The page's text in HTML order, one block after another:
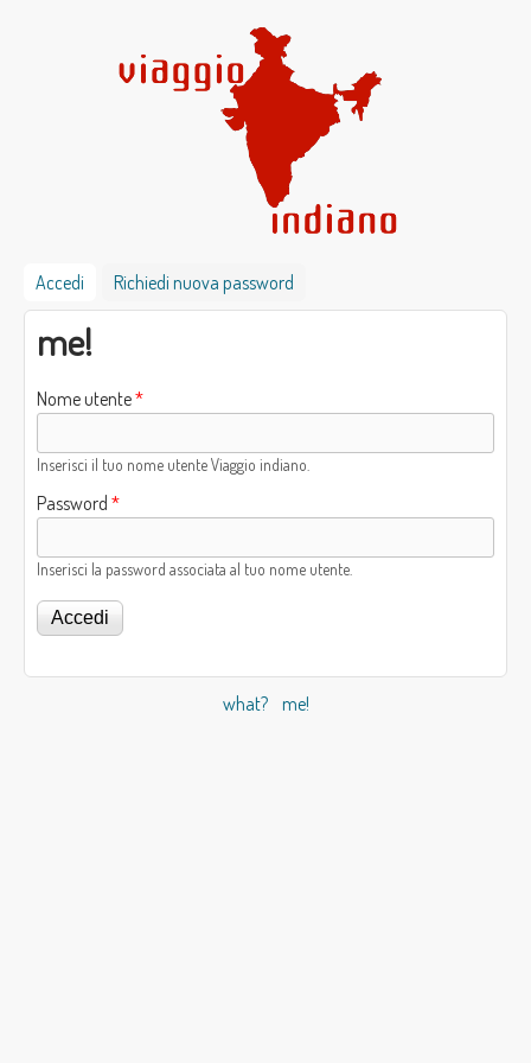
Viaggio
indiano
Accedi (scheda attiva)
Richiedi nuova password
me!
Nome utente*
Inserisci il tuo nome utente Viaggio indiano.
Password *
Inserisci la password associata al tuo nome utente.
what? me!